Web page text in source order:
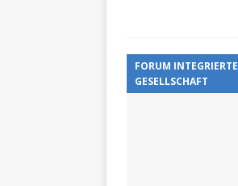
FORUM INTEGRIERTE
GESELLSCHAFT